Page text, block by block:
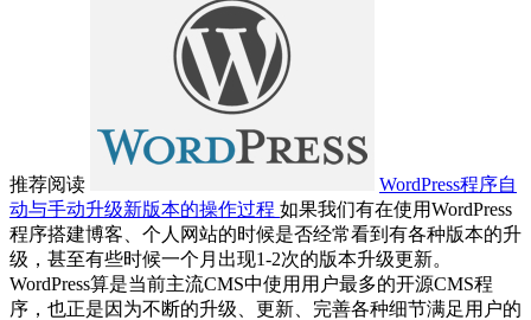
推荐阅读
WordPress程序自
动与手动升级新版本的操作过程 如果我们有在使用WordPress
程序搭建博客、个人网站的时候是否经常看到有各种版本的升
级，甚至有些时候一个月出现1-2次的版本升级更新。
WordPress算是当前主流CMS中使用用户最多的开源CMS程
序，也正是因为不断的升级、更新、完善各种细节满足用户的